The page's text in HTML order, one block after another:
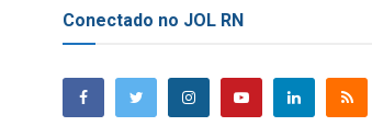
Conectado no JOL RN